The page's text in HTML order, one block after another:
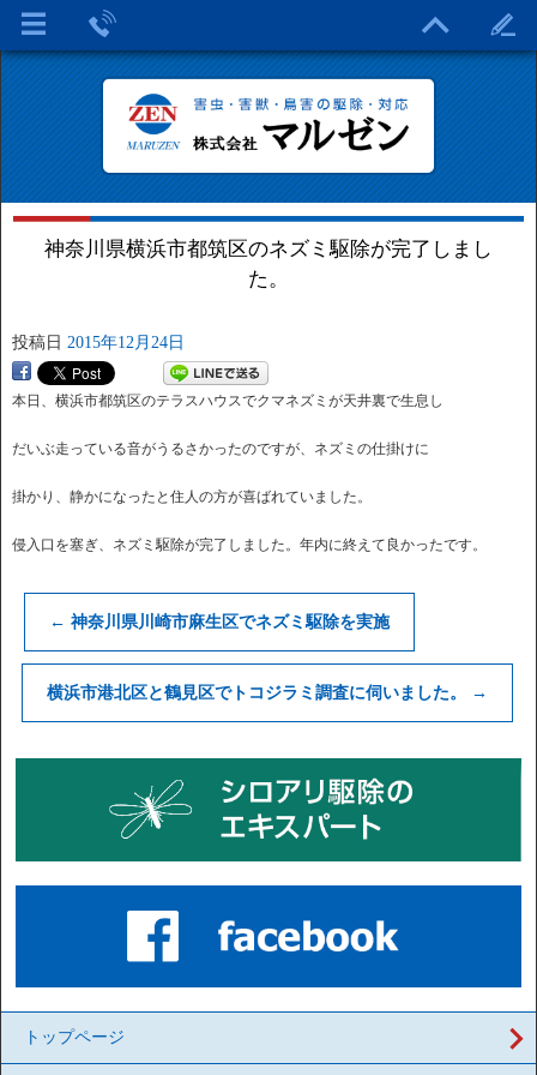
神奈川県横浜市都筑区のネズミ駆除が完了しまし
た。
投稿日 2015年12月24日
本日、横浜市都筑区のテラスハウスでクマネズミが天井裏で生息し
だいぶ走っている音がうるさかったのですが、ネズミの仕掛けに
掛かり、静かになったと住人の方が喜ばれていました。
侵入口を塞ぎ、ネズミ駆除が完了しました。年内に終えて良かったです。
← 神奈川県川崎市麻生区でネズミ駆除を実施
横浜市港北区と鶴見区でトコジラミ調査に伺いました。 →
トップページ